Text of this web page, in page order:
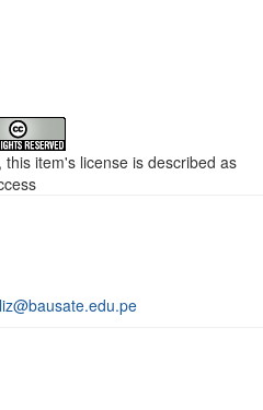
item's license is described as